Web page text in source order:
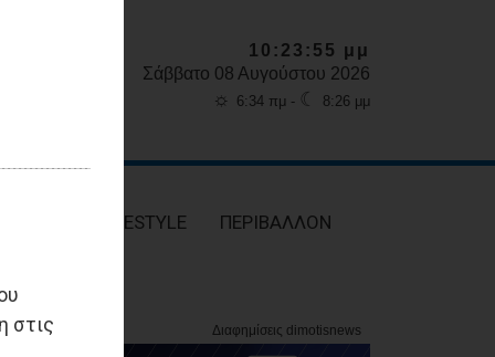
στις
10:23:57 μμ
Σάββατο 08 Αυγούστου 2026
☼ 6:34 πμ - ☾ 8:26 μμ
LIFESTYLE ΠΕΡΙΒΑΛΛΟΝ